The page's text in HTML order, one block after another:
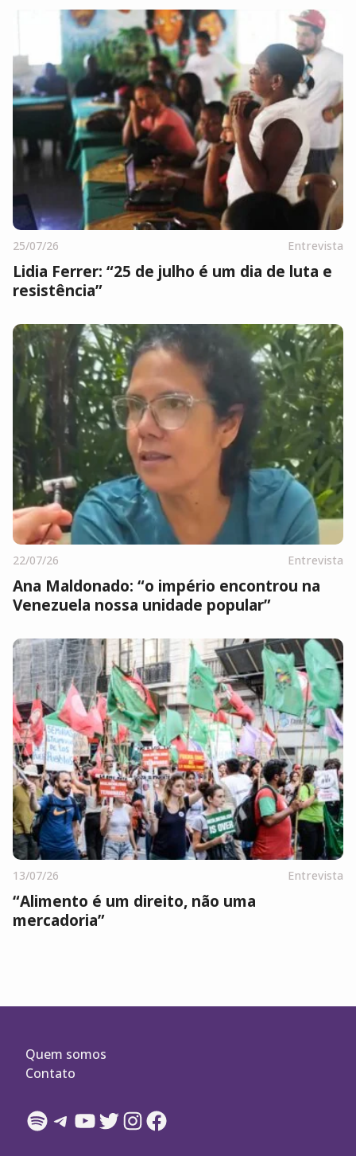
25/07/26 Entrevista
Lidia Ferrer: “25 de julho é um dia de luta e
resistência”
22/07/26 Entrevista
Ana Maldonado: “o império encontrou na
Venezuela nossa unidade popular”
13/07/26 Entrevista
“Alimento é um direito, não uma
mercadoria”
Quem somos
Contato
Spotify
Telegram
YouTube
Twitter
Instagram
Facebook